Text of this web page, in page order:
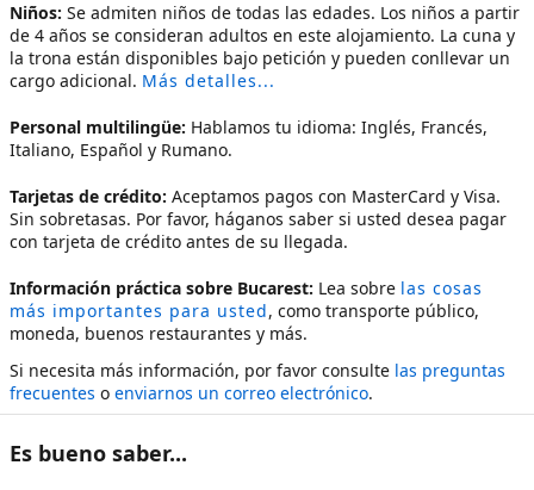
Niños: Se admiten niños de todas las edades. Los niños a partir
de 4 años se consideran adultos en este alojamiento. La cuna y
la trona están disponibles bajo petición y pueden conllevar un
cargo adicional. Más detalles...
Personal multilingüe: Hablamos tu idioma: Inglés, Francés,
Italiano, Español y Rumano.
Tarjetas de crédito: Aceptamos pagos con MasterCard y Visa.
Sin sobretasas. Por favor, háganos saber si usted desea pagar
con tarjeta de crédito antes de su llegada.
Información práctica sobre Bucarest: Lea sobre las cosas
más importantes para usted, como transporte público,
moneda, buenos restaurantes y más.
Si necesita más información, por favor consulte las preguntas
frecuentes o enviarnos un correo electrónico.
Es bueno saber...